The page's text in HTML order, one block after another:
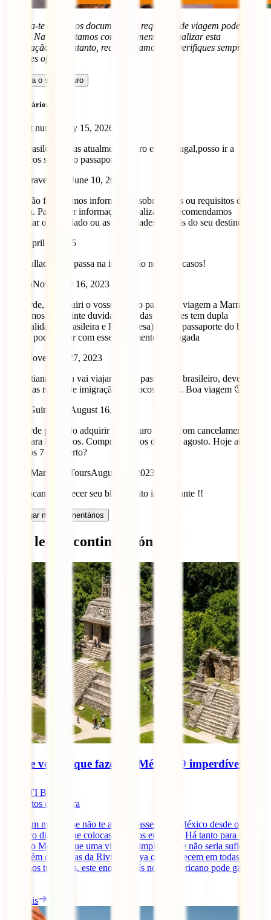
Lembra-te de que os documentos e requisitos de viagem podem
mudar. Na IATI estamos constantemente a atualizar esta
informação. No entanto, recomendamos que verifiques sempre com
as fontes oficiais.
Calcula o seu seguro
Comentários (54)
Margot nunes
May 15, 2026
Sou Brasileira maus atualmente moro em Portugal,posso ir a
Marrocos so com o passaporte
IATI Travel Blog
June 10, 2026
Olá! Não fornecemos informações sobre vistos ou requisitos de
entrada. Para obter informações atualizadas, recomendamos
contactar o consulado ou as autoridades oficiais do seu destino.
April 4, 2025
Olá Wallace Sim, passa na imigração nos dois casos!
TatianaNovember 16, 2023
Boa tarde, Já adquiri o vosso seguro para uma viagem a Marrakech,
mas temos a seguinte duvida: Uma das viajantes tem dupla
nacionalidade (Brasileira e Portuguesa), tem o passaporte do brasil
válido, pode viajar com esse documento? Obrigada
November 27, 2023
Olá Tatiana Se ela vai viajar com o passaporte brasileiro, deve
buscar as regras de imigração Marrocos-Brasil. Boa viagem 🙂
Paula Guimarães
August 16, 2023
Boa tarde pretendo adquirir um seguro vosso com cancelamento
extra para Marrocos. Compre os voos dia 9 de agosto. Hoje ainda
inclui os 7 dias certo?
Viajar Marrocos ToursAugust 15, 2023
Que bacana conhecer seu blog, muito interessante !!
Carregar mais comentários
Qué leer a continuación
O que ver e o que fazer no México: 9 imperdíveis
IATI Blog
minutos de leitura
Seria um milagre se não te apaixonasses pelo México desde o
primeiro dia que lhe colocas os olhos em cima. Há tanto para ver e
fazer no México que uma viagem simplesmente não seria suficiente.
Para além das praias da Riviera Maya que aparecem em todas os
catálogos turísticos, este enorme país norte-americano pode gabar-se
Ler mais